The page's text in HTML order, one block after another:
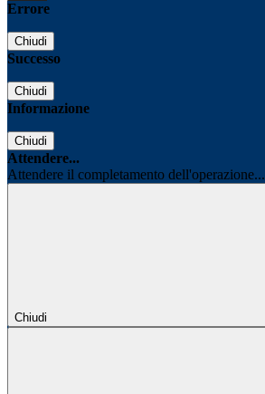
Errore
Chiudi
Successo
Chiudi
Informazione
Chiudi
Attendere...
Attendere il completamento dell'operazione...
Chiudi